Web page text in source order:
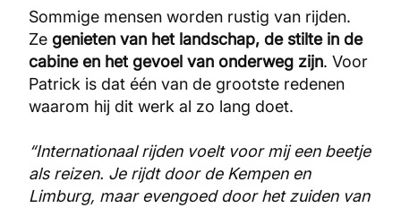
Sommige mensen worden rustig van rijden.
Ze genieten van het landschap, de stilte in de
cabine en het gevoel van onderweg zijn. Voor
Patrick is dat één van de grootste redenen
waarom hij dit werk al zo lang doet.
“Internationaal rijden voelt voor mij een beetje
als reizen. Je rijdt door de Kempen en
Limburg, maar evengoed door het zuiden van